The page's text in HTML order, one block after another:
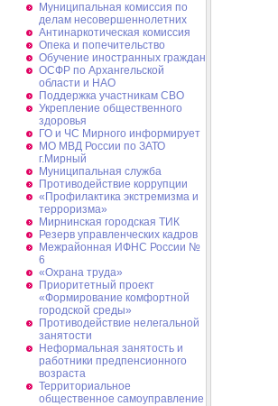
Муниципальная комиссия по
делам несовершеннолетних
Антинаркотическая комиссия
Опека и попечительство
Обучение иностранных граждан
ОСФР по Архангельской
области и НАО
Поддержка участникам СВО
Укрепление общественного
здоровья
ГО и ЧС Мирного информирует
МО МВД России по ЗАТО
г.Мирный
Муниципальная cлужба
Противодействие коррупции
«Профилактика экстремизма и
терроризма»
Мирнинская городская ТИК
Резерв управленческих кадров
Межрайонная ИФНС России №
6
«Охрана труда»
Приоритетный проект
«Формирование комфортной
городской среды»
Противодействие нелегальной
занятости
Неформальная занятость и
работники предпенсионного
возраста
Территориальное
общественное самоуправление